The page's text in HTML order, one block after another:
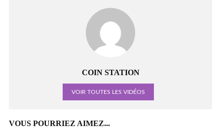
COIN STATION
VOIR TOUTES LES VIDÉOS
VOUS POURRIEZ AIMEZ...